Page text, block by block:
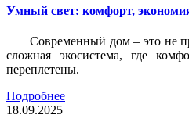
Умный свет: комфорт,
Современный дом – это не
сложная экосистема, где
переплетены.
Подробнее
18.09.2025